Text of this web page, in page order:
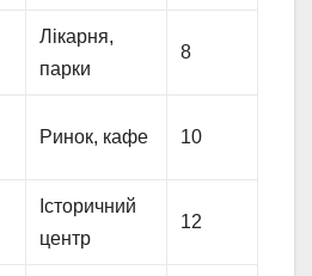
Лікарня,
парки
8
Ринок, кафе 10
Історичний
центр
12